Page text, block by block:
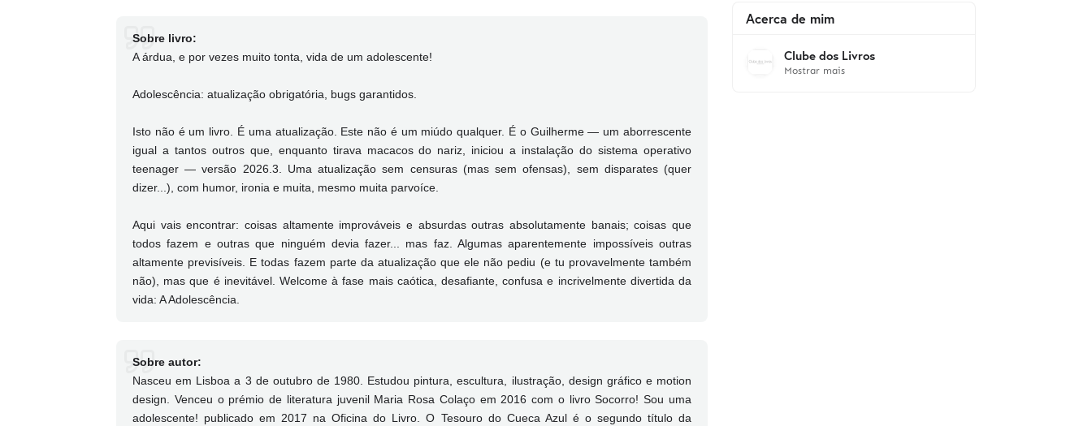
Sobre livro:
A árdua, e por vezes muito tonta, vida de um adolescente!
Adolescência: atualização obrigatória, bugs garantidos.
Isto não é um livro. É uma atualização. Este não é um miúdo qualquer. É o Guilherme — um aborrescente
igual a tantos outros que, enquanto tirava macacos do nariz, iniciou a instalação do sistema operativo
teenager — versão 2026.3. Uma atualização sem censuras (mas sem ofensas), sem disparates (quer
dizer...), com humor, ironia e muita, mesmo muita parvoíce.
Aqui vais encontrar: coisas altamente improváveis e absurdas outras absolutamente banais; coisas que
todos fazem e outras que ninguém devia fazer... mas faz. Algumas aparentemente impossíveis outras
altamente previsíveis. E todas fazem parte da atualização que ele não pediu (e tu provavelmente também
não), mas que é inevitável. Welcome à fase mais caótica, desafiante, confusa e incrivelmente divertida da
vida: A Adolescência.
Sobre autor:
Nasceu em Lisboa a 3 de outubro de 1980. Estudou pintura, escultura, ilustração, design gráfico e motion
design. Venceu o prémio de literatura juvenil Maria Rosa Colaço em 2016 com o livro Socorro! Sou uma
adolescente! publicado em 2017 na Oficina do Livro. O Tesouro do Cueca Azul é o segundo título da
Acerca de mim
Clube dos Livros
Mostrar mais